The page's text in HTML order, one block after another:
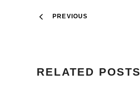
PREVIOUS
RELATED POSTS